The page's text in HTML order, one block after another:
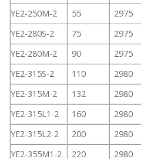
YE2-250M-2
55 2975
YE2-280S-2
75 2975
YE2-280M-2
90 2975
YE2-315S-2
110 2980
YE2-315M-2
132 2980
YE2-315L1-2
160 2980
YE2-315L2-2
200 2980
YE2-355M1-2
220 2980